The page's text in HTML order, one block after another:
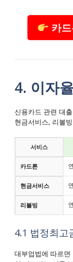
카드
4. 이자
신용카드 관련 대
현금서비스, 리볼
서비스
카드론
현금서비스
리볼빙
4.1 법정최고
대부업법에 따르